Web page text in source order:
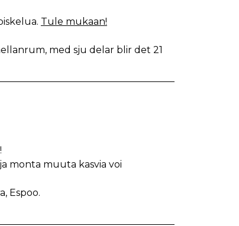
Tule mukaan!
med sju delar blir det 21
monta muuta kasvia voi
Espoo.